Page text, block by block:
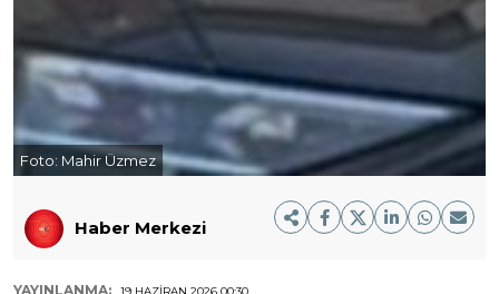
Foto: Mahir Üzmez
Haber Merkezi
YAYINLANMA: 19 HAZIRAN 2026 00:30